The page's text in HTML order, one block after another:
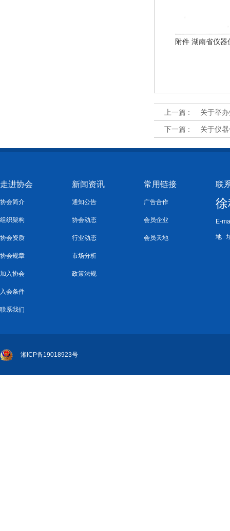
附件 湖南省仪器
上一篇 : 关于举
下一篇 : 关于仪
走进协会
协会简介
组织架构
协会资质
协会规章
加入协会
入会条件
联系我们
新闻资讯
通知公告
协会动态
行业动态
市场分析
政策法规
常用链接
广告合作
会员企业
会员天地
联
E-
地
湘ICP备19018923号